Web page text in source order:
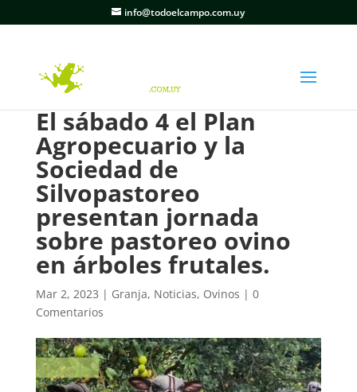
info@todoelcampo.com.uy
El sábado 4 el Plan
Agropecuario y la
Sociedad de
Silvopastoreo
presentan jornada
sobre pastoreo ovino
en árboles frutales.
Mar 2, 2023 | Granja, Noticias, Ovinos | 0
Comentarios